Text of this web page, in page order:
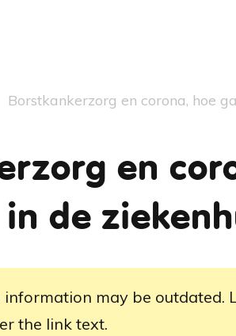
Borstkankerzorg en corona, hoe
en
de
may be outdated.
the link text.